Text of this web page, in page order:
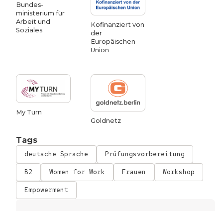
Bundes­
ministerium für
Arbeit und
Soziales
Kofinanziert von
der
Europäischen
Union
My Turn
Goldnetz
Tags
deutsche Sprache Prüfungsvorbereitung
B2 Women for Work Frauen Workshop
Empowerment